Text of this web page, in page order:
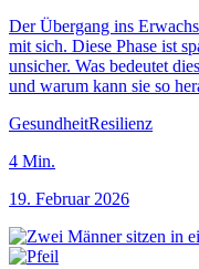
Der Übergang ins
mit sich. Diese Phase ist
unsicher. Was bedeutet
und warum kann sie so
GesundheitResilienz
4 Min.
19. Februar 2026